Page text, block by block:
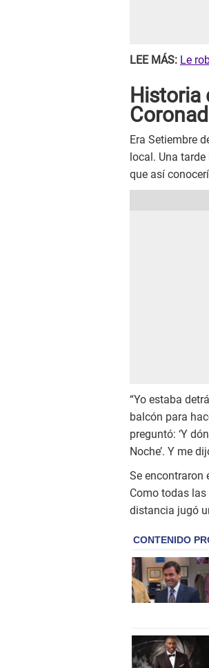
LEE MÁS: Le
Historia
Era Setiembre
local. Una
que así
“Yo estaba
balcón para
preguntó: ‘Y
Noche’. Y me
Se encontraron
Como todas
distancia jugó